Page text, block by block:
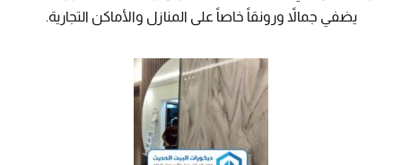
يضفي جمالاً ورونقاً خاصاً على المنازل والأماكن التجارية.